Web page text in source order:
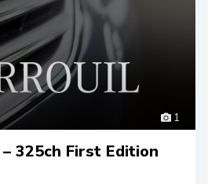
1
325ch First Edition